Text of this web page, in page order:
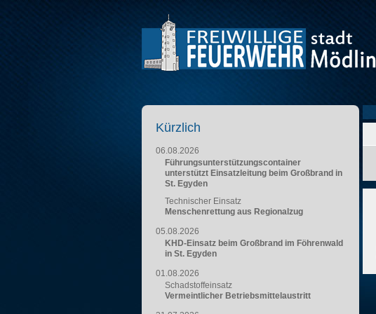
Kürzlich
06.08.2026
Führungsunterstützungscontainer
unterstützt Einsatzleitung beim Großbrand in
St. Egyden
Technischer Einsatz
Menschenrettung aus Regionalzug
05.08.2026
KHD-Einsatz beim Großbrand im Föhrenwald
in St. Egyden
01.08.2026
Schadstoffeinsatz
Vermeintlicher Betriebsmittelaustritt